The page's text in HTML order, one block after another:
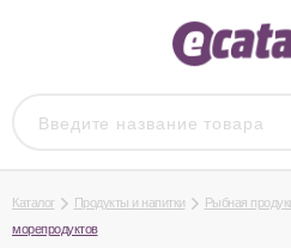
Каталог Продукты и напитки Рыбная
морепродуктов